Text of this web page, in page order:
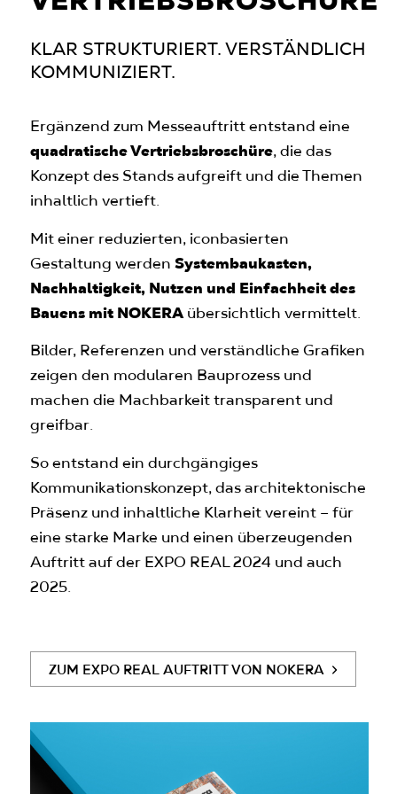
Mehrfamilienhauses
Auszeichnungen, Zertifikate und
Sicherheitsstandards
ergänzt die Präsentation mit einem
Imagefilm, der die Inhalte anschaulich
vermittelt. Rückzugsräume und Meetingzonen
während ein Tresen – gestaltet wie eine Bar –
den kommunikativen Mittelpunkt bildet.
Der länglich angelegte Stand vermittelt
Marktpositionierung im modernen
Wohnungsbau.
KLAR STRUKTURIERT. VERSTÄNDLICH
KOMMUNIZIERT.
Ergänzend zum Messeauftritt entstand eine
quadratische Vertriebsbroschüre, die das
Konzept des Stands aufgreift und die Themen
inhaltlich vertieft.
Mit einer reduzierten, iconbasierten
Gestaltung werden Systembaukasten,
Nachhaltigkeit, Nutzen und Einfachheit des
Bauens mit NOKERAübersichtlich vermittelt.
Bilder, Referenzen und verständliche Grafiken
zeigen den modularen Bauprozess und
machen die Machbarkeit transparent und
greifbar.
So entstand ein durchgängiges
Kommunikationskonzept, das architektonische
Präsenz und inhaltliche Klarheit vereint – für
eine starke Marke und einen überzeugenden
Auftritt auf der EXPO REAL 2024 und auch
2025.
ZUM EXPO REAL AUFTRITT VON NOKERA